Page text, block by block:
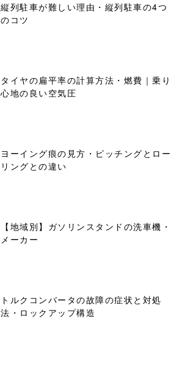
縦列駐車が難しい理由・縦列駐車の4つ
のコツ
タイヤの扁平率の計算方法・燃費｜乗り
心地の良い空気圧
ヨーイング痕の見方・ピッチングとロー
リングとの違い
【地域別】ガソリンスタンドの洗車機・
メーカー
トルクコンバータの故障の症状と対処
法・ロックアップ構造